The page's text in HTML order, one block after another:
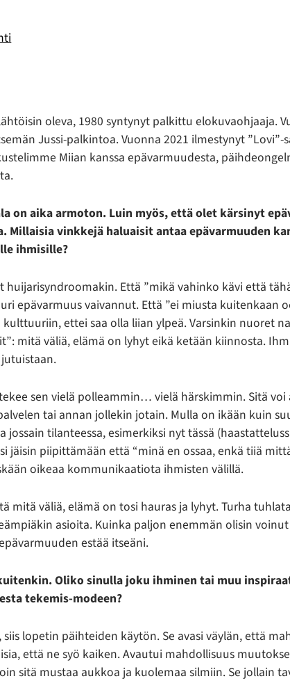
oleva, 1980 syntynyt palkittu elokuvaohjaaja.
Jussi-palkintoa. Vuonna 2021 ilmestynyt ”Lovi”-
Miian kanssa epävarmuudesta,
on aika armoton. Luin myös, että olet kärsinyt
Millaisia vinkkejä haluaisit antaa epävarmuuden
ihmisille?
huijarisyndroomakin. Että ”mikä vahinko kävi että
epävarmuus vaivannut. Että ”ei miusta kuitenkaan
ettei saa olla liian ylpeä. Varsinkin nuoret
mitä väliä, elämä on lyhyt eikä ketään kiinnosta.
sen vielä polleammin… vielä härskimmin. Sitä voi
tai annan jollekin jotain. Mulla on ikään kuin
tilanteessa, esimerkiksi nyt tässä
jäisin piipittämään että “minä en ossaa, enkä tiiä
oikeaa kommunikaatiota ihmisten välillä.
mitä väliä, elämä on tosi hauras ja lyhyt. Turha
asioita. Kuinka paljon enemmän olisin
estää itseäni.
Oliko sinulla joku ihminen tai muu
tekemis-modeen?
siis lopetin päihteiden käytön. Se avasi väylän, että
että ne syö kaiken. Avautui mahdollisuus
sitä mustaa aukkoa ja kuolemaa silmiin. Se jollain